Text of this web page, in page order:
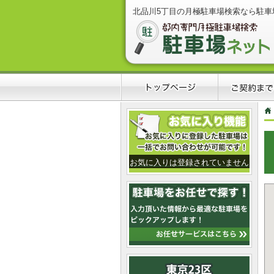
北品川5丁目の月極駐車場検索なら駐
お気に入りは登録されていません